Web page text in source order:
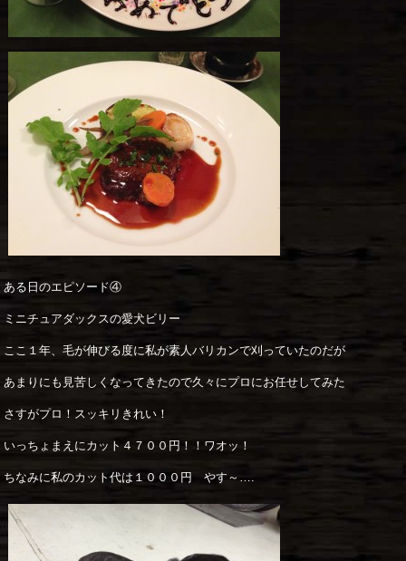
ある日のエピソード④
ミニチュアダックスの愛犬ビリー
ここ１年、毛が伸びる度に私が素人バリカンで刈っていたのだが
あまりにも見苦しくなってきたので久々にプロにお任せしてみた
さすがプロ！スッキリきれい！
いっちょまえにカット４７００円！！ワオッ！
ちなみに私のカット代は１０００円 やす～….